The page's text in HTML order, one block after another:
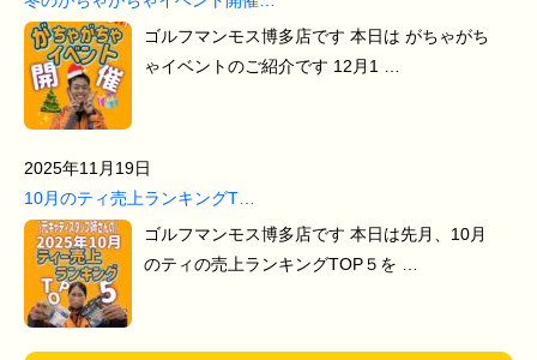
ゴルフマンモス博多店です 本日は がちゃがち
ゃイベントのご紹介です 12月1 …
2025年11月19日
10月のティ売上ランキングT…
ゴルフマンモス博多店です 本日は先月、10月
のティの売上ランキングTOP５を …